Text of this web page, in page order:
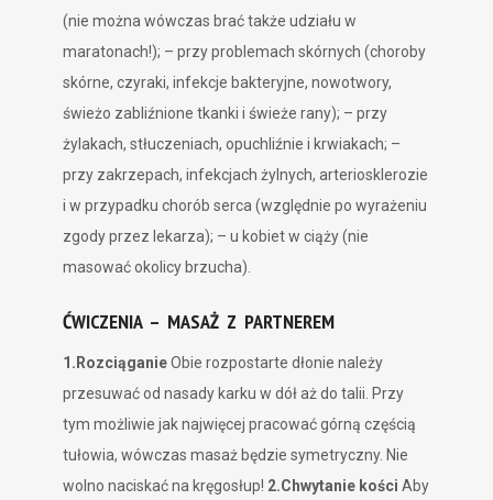
(nie można wówczas brać także udziału w
maratonach!); – przy problemach skórnych (choroby
skórne, czyraki, infekcje bakteryjne, nowotwory,
świeżo zabliźnione tkanki i świeże rany); – przy
żylakach, stłuczeniach, opuchliźnie i krwiakach; –
przy zakrzepach, infekcjach żylnych, arteriosklerozie
i w przypadku chorób serca (względnie po wyrażeniu
zgody przez lekarza); – u kobiet w ciąży (nie
masować okolicy brzucha).
ĆWICZENIA – MASAŻ Z PARTNEREM
1.RozciąganieObie rozpostarte dłonie należy
przesuwać od nasady karku w dół aż do talii. Przy
tym możliwie jak najwięcej pracować górną częścią
tułowia, wówczas masaż będzie symetryczny. Nie
wolno naciskać na kręgosłup! 2.Chwytanie kości Aby